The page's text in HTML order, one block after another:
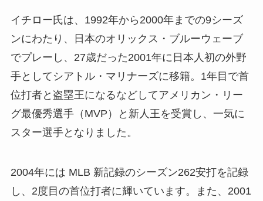
イチロー氏は、1992年から2000年までの9シーズ
ンにわたり、日本のオリックス・ブルーウェーブ
でプレーし、27歳だった2001年に日本人初の外野
手としてシアトル・マリナーズに移籍。1年目で首
位打者と盗塁王になるなどしてアメリカン・リー
グ最優秀選手（MVP）と新人王を受賞し、一気に
スター選手となりました。
2004年には MLB 新記録のシーズン262安打を記録
し、2度目の首位打者に輝いています。また、2001